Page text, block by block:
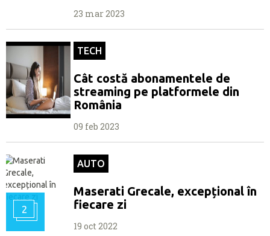
23 mar 2023
TECH
Cât costă abonamentele de
streaming pe platformele din
România
09 feb 2023
2
AUTO
Maserati Grecale, excepțional în
fiecare zi
19 oct 2022